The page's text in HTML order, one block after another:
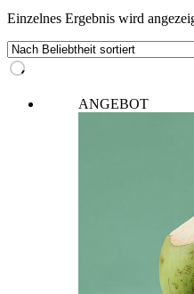
Einzelnes Ergebnis wird
ANGEBOT